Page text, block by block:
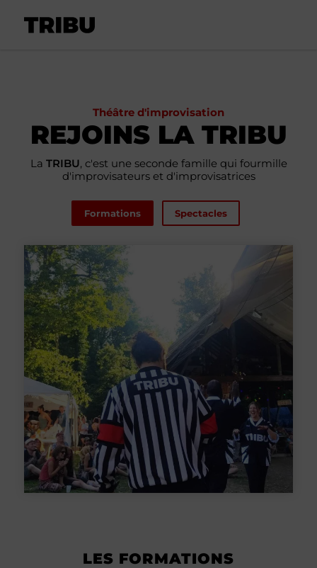
Théâtre d'improvisation
REJOINS LA TRIBU
La TRIBU, c'est une seconde famille qui fourmille
d'improvisateurs et d'improvisatrices
Formations Spectacles
LES FORMATIONS